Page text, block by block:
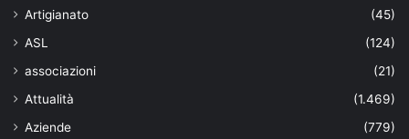
Artigianato
(45)
ASL
(124)
associazioni
(21)
Attualità
(1.469)
Aziende
(779)